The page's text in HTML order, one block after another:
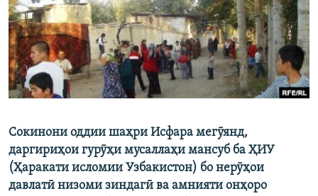
ГУЗОРИШҲОИ РАДИОӢ
Русский
ПАЙГИРӢ КУНЕД
Ҳамаи сомонаҳои RFE/RL
Сокинони оддии шаҳри Исфара мегӯянд,
даргириҳои гурӯҳи мусаллаҳи мансуб ба ҲИУ
(Ҳаракати исломии Узбакистон) бо нерӯҳои
давлатӣ низоми зиндагӣ ва амнияти онҳоро